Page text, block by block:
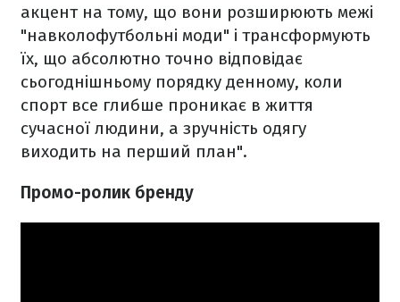
акцент на тому, що вони розширюють межі
"навколофутбольні моди" і трансформують
їх, що абсолютно точно відповідає
сьогоднішньому порядку денному, коли
спорт все глибше проникає в життя
сучасної людини, а зручність одягу
виходить на перший план".
Промо-ролик бренду